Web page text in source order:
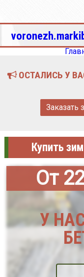
ОСТАЛИСЬ У
Заказать
Купить
От
У